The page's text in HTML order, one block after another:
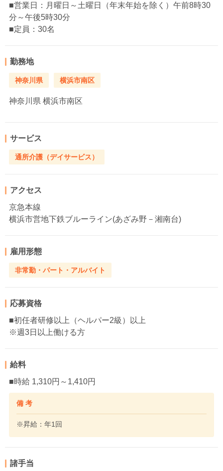
■営業日：月曜日～土曜日（年末年始を除く）午前8時30
分～午後5時30分
■定員：30名
勤務地
神奈川県 横浜市南区
神奈川県 横浜市南区
サービス
通所介護（デイサービス）
アクセス
京急本線
横浜市営地下鉄ブルーライン(あざみ野－湘南台)
雇用形態
非常勤・パート・アルバイト
応募資格
■初任者研修以上（ヘルパー2級）以上
※週3日以上働ける方
給料
■時給 1,310円～1,410円
備 考
※昇給：年1回
諸手当